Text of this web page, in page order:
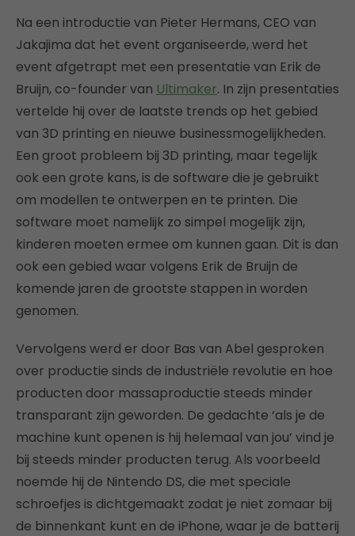
Na een introductie van Pieter Hermans, CEO van
Jakajima dat het event organiseerde, werd het
event afgetrapt met een presentatie van Erik de
Bruijn, co-founder van Ultimaker. In zijn presentaties
vertelde hij over de laatste trends op het gebied
van 3D printing en nieuwe businessmogelijkheden.
Een groot probleem bij 3D printing, maar tegelijk
ook een grote kans, is de software die je gebruikt
om modellen te ontwerpen en te printen. Die
software moet namelijk zo simpel mogelijk zijn,
kinderen moeten ermee om kunnen gaan. Dit is dan
ook een gebied waar volgens Erik de Bruijn de
komende jaren de grootste stappen in worden
genomen.
Vervolgens werd er door Bas van Abel gesproken
over productie sinds de industriële revolutie en hoe
producten door massaproductie steeds minder
transparant zijn geworden. De gedachte ‘als je de
machine kunt openen is hij helemaal van jou’ vind je
bij steeds minder producten terug. Als voorbeeld
noemde hij de Nintendo DS, die met speciale
schroefjes is dichtgemaakt zodat je niet zomaar bij
de binnenkant kunt en de iPhone, waar je de batterij